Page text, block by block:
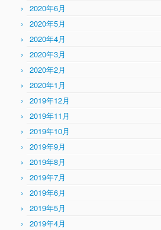
2020年6月
2020年5月
2020年4月
2020年3月
2020年2月
2020年1月
2019年12月
2019年11月
2019年10月
2019年9月
2019年8月
2019年7月
2019年6月
2019年5月
2019年4月